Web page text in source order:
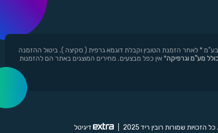
ר.י.ד בע"מ * לאחר הזמנת הטובין וקבלת דוגמא גרפית ( סקיצה ). ביטול ההזמנה
מע"מ וגרפיקה* אין כפל מבצעים. מחירים המוצגים באתר הם להזמנות
כל הזכויות שמורות רובין ריד 2025 דיגיטל